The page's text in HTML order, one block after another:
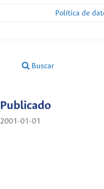
Política de
Buscar
Publicado
2001-01-01